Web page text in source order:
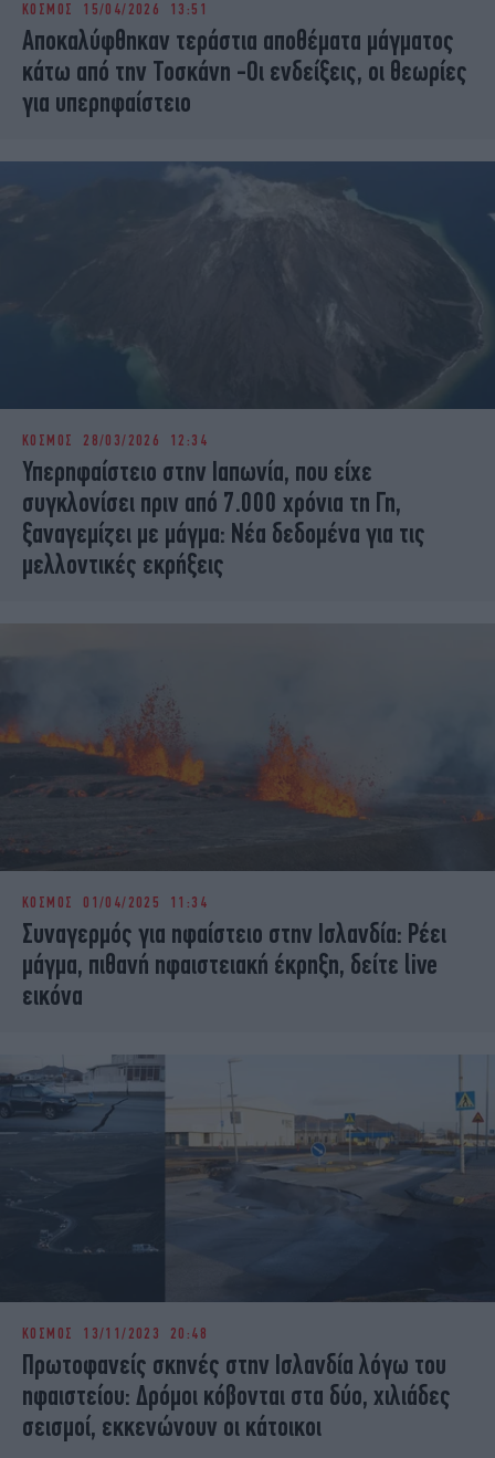
iBOOKS
OSCARS
THE OCEAN
MEDIA
ELAMEFORA
ΚΟΣΜΟΣ 15/04/2026 13:51
Αποκαλύφθηκαν τεράστια αποθέματα μάγματος
κάτω από την Τοσκάνη -Οι ενδείξεις, οι θεωρίες
για υπερηφαίστειο
ΚΟΣΜΟΣ 28/03/2026 12:34
Υπερηφαίστειο στην Ιαπωνία, που είχε
συγκλονίσει πριν από 7.000 χρόνια τη Γη,
ξαναγεμίζει με μάγμα: Νέα δεδομένα για τις
μελλοντικές εκρήξεις
ΚΟΣΜΟΣ 01/04/2025 11:34
Συναγερμός για ηφαίστειο στην Ισλανδία: Ρέει
μάγμα, πιθανή ηφαιστειακή έκρηξη, δείτε live
εικόνα
ΚΟΣΜΟΣ 13/11/2023 20:48
Πρωτοφανείς σκηνές στην Ισλανδία λόγω του
ηφαιστείου: Δρόμοι κόβονται στα δύο, χιλιάδες
σεισμοί, εκκενώνουν οι κάτοικοι